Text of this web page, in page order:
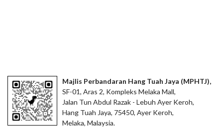
Majlis Perbandaran Hang Tuah Jaya (MPHTJ),
SF-01, Aras 2, Kompleks Melaka Mall,
Jalan Tun Abdul Razak - Lebuh Ayer Keroh,
Hang Tuah Jaya, 75450, Ayer Keroh,
Melaka, Malaysia.